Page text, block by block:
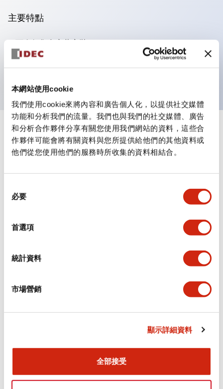
本網站使用cookie
我們使用cookie來將內容和廣告個人化，以提供社交媒體
功能和分析我們的流量。我們也與我們的社交媒體、廣告
和分析合作夥伴分享有關您使用我們網站的資料，這些合
作夥伴可能會將有關資料與您所提供給他們的其他資料或
他們從您使用他們的服務時所收集的資料相結合。
必要
首選項
統計資料
市場營銷
顯示詳細資料
全部接受
主要特點
可進行集合密著安裝
附鎖選擇開關採用高安全性的彈子鎖結構
規格 顯示全部
審美規範
安裝和安裝規範
認證與標準